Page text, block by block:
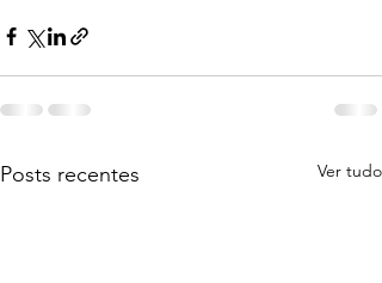
Posts recentes Ver tudo